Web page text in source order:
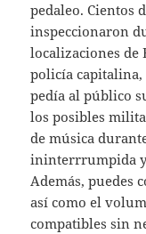
pedaleo. Cientos
inspeccionaron
localizaciones de
policía
pedía al público
los posibles
de música
ininterrrumpida y
Además, puedes
así como el
compatibles sin